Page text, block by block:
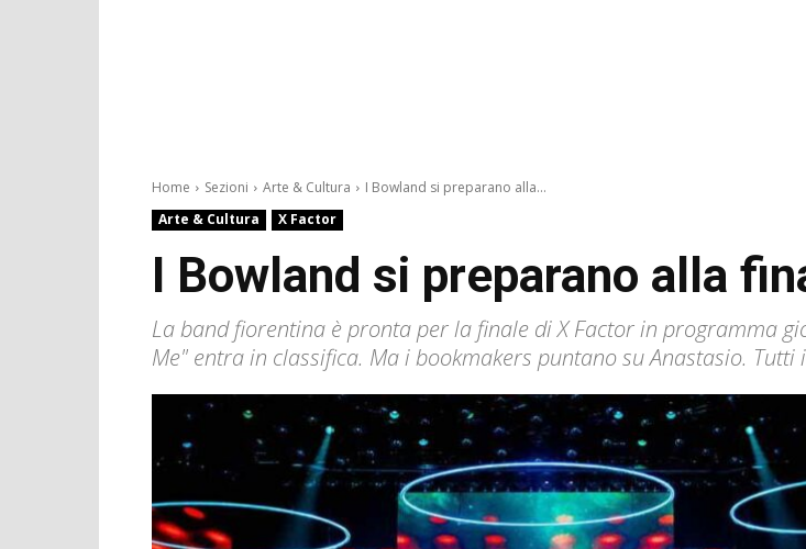
Home Sezioni Arte & Cultura
I Bowland si preparano alla...
Arte & Cultura
X Factor
I Bowland si preparano alla
La band fiorentina è pronta per la finale di X Factor in programma
Me" entra in classifica. Ma i bookmakers puntano su Anastasio.